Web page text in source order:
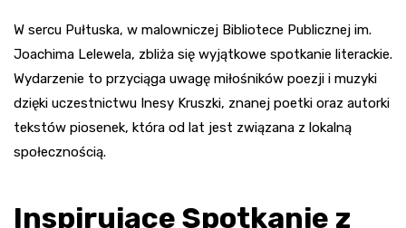
W sercu Pułtuska, w malowniczej Bibliotece Publicznej im.
Joachima Lelewela, zbliża się wyjątkowe spotkanie literackie.
Wydarzenie to przyciąga uwagę miłośników poezji i muzyki
dzięki uczestnictwu Inesy Kruszki, znanej poetki oraz autorki
tekstów piosenek, która od lat jest związana z lokalną
społecznością.
Inspirujące Spotkanie z